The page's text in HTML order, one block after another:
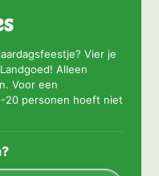
Vier je
Alleen
Voor een
20 personen hoeft niet